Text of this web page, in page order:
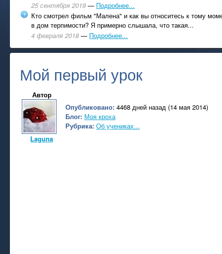
25 сентября 2019 — Подробнее...
Кто смотрел фильм "Малена" и как вы относитесь к тому
в дом терпимости? Я примерно слышала, что такая...
4 февраля 2018 — Подробнее...
Мой первый урок
Автор
Laguna
Опубликовано: 4468 дней назад (14 мая 2014)
Блог: Моя кроха
Рубрика: Об учениках...